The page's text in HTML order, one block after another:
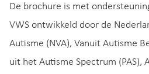
De brochure is met
VWS ontwikkeld door de
Autisme (NVA), Vanuit Autisme
uit het Autisme Spectrum (PAS),